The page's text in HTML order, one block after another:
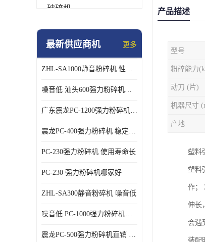
破碎机
强力粉碎机
最新供应商机 更多
ZHL-SA1000静音粉碎机 性能稳定
噪音低 汕头600强力粉碎机直供
广东震龙PC-1200强力粉碎机 物超所值
震龙PC-400强力粉碎机 稳定性好
PC-230强力粉碎机 使用寿命长
PC-230 强力粉碎机哪家好
ZHL-SA300静音粉碎机 噪音低
噪音低 PC-1000强力粉碎机直供
震龙PC-500强力粉碎机直销 性价比高
产品描述
型号
粉碎能力
动刀 (片)
机器尺寸
产地
塑料
塑料
作；
伸长
会遇
装配